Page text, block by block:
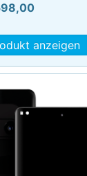
anzeigen